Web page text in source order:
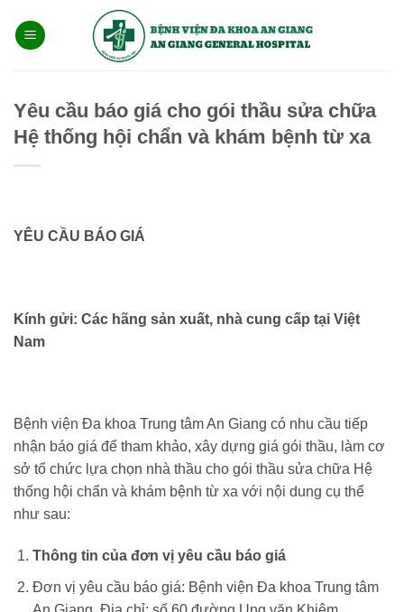
qua
Yêu cầu báo giá cho gói thầu sửa chữa
Hệ thống hội chẩn và khám bệnh từ xa
YÊU CẦU BÁO GIÁ
Kính gửi: Các hãng sản xuất, nhà cung cấp tại Việt
Nam
Bệnh viện Đa khoa Trung tâm An Giang có nhu cầu tiếp
nhận báo giá để tham khảo, xây dựng giá gói thầu, làm cơ
sở tổ chức lựa chọn nhà thầu cho gói thầu sửa chữa Hệ
thống hội chẩn và khám bệnh từ xa với nội dung cụ thể
như sau:
Thông tin của đơn vị yêu cầu báo giá
Đơn vị yêu cầu báo giá: Bệnh viện Đa khoa Trung tâm